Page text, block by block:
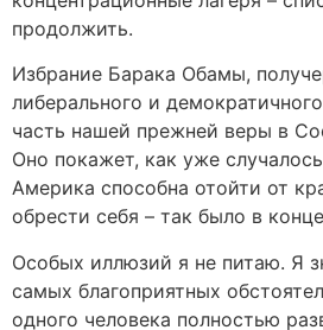
продолжить.
Избрание Барака Обамы,
либерального и
часть нашей прежней веры в
Оно покажет, как уже
Америка способна отойти от
обрести себя – так было в
Особых иллюзий я не питаю. Я
самых благоприятных
одного человека полностью